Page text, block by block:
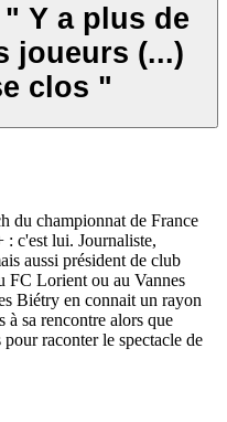
Y a plus de
joueurs (...)
clos "
du championnat de France
: c'est lui. Journaliste,
aussi président de club
FC Lorient ou au Vannes
Biétry en connait un rayon
à sa rencontre alors que
raconter le spectacle de